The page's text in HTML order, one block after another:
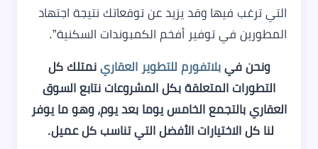
التي ترغب فيها وقد يزيد عن توقعاتك نتيجة اجتهاد
المطورين في توفير أفخم الكمبوندات السكنية”.
ونحن في بلاتفورم للتطوير العقاري نمتلك كل
التطورات المتعلقة بكل المشروعات نتابع السوق
العقاري بالتجمع الخامس يوما بعد يوم، وهو ما يوفر
لنا كل الاختيارات الأفضل التي تناسب كل عميل.